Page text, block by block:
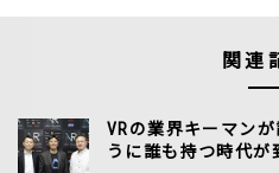
関連
VRの業界キーマン
うに誰も持つ時代が